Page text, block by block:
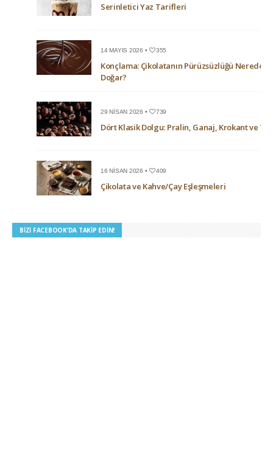
Serinletici Yaz Tarifleri
14 MAYIS 2026 • 355
Konçlama: Çikolatanın Pürüzsüzlüğü Nerede
Doğar?
29 NISAN 2026 • 739
Dört Klasik Dolgu: Pralin, Ganaj, Krokant ve
16 NISAN 2026 • 409
Çikolata ve Kahve/Çay Eşleşmeleri
BIZI FACEBOOK’DA TAKIP EDIN!